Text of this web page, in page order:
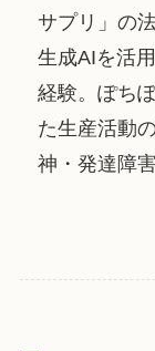
サプリ」の
生成AIを活
経験。ぽち
た生産活動
神・発達障